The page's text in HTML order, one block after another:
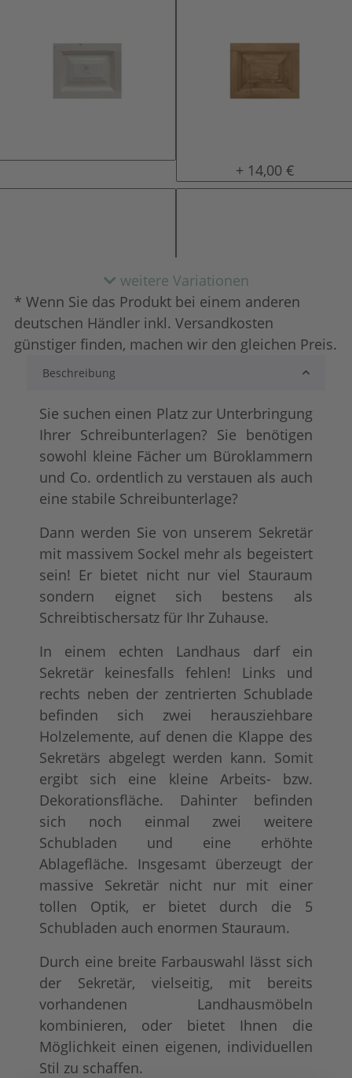
gewachst
+ 14,00 €
lackiert
+ 21,00 € shabby chic /
tief gebürstet
+ 162,00 € Konfigurator
+ 55,00 €
weitere Variationen
* Wenn Sie das Produkt bei einem anderen
deutschen Händler inkl. Versandkosten
günstiger finden, machen wir den gleichen Preis.
Beschreibung
Sie suchen einen Platz zur Unterbringung
Ihrer Schreibunterlagen? Sie benötigen
sowohl kleine Fächer um Büroklammern
und Co. ordentlich zu verstauen als auch
eine stabile Schreibunterlage?
Dann werden Sie von unserem Sekretär
mit massivem Sockel mehr als begeistert
sein! Er bietet nicht nur viel Stauraum
sondern eignet sich bestens als
Schreibtischersatz für Ihr Zuhause.
In einem echten Landhaus darf ein
Sekretär keinesfalls fehlen! Links und
rechts neben der zentrierten Schublade
befinden sich zwei herausziehbare
Holzelemente, auf denen die Klappe des
Sekretärs abgelegt werden kann. Somit
ergibt sich eine kleine Arbeits- bzw.
Dekorationsfläche. Dahinter befinden
sich noch einmal zwei weitere
Schubladen und eine erhöhte
Ablagefläche. Insgesamt überzeugt der
massive Sekretär nicht nur mit einer
tollen Optik, er bietet durch die 5
Schubladen auch enormen Stauraum.
Durch eine breite Farbauswahl lässt sich
der Sekretär, vielseitig, mit bereits
vorhandenen Landhausmöbeln
kombinieren, oder bietet Ihnen die
Möglichkeit einen eigenen, individuellen
Stil zu schaffen.